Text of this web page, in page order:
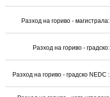
Разход на гориво - магистрала:
Разход на гориво - градско:
Разход на гориво - градско NEDC :